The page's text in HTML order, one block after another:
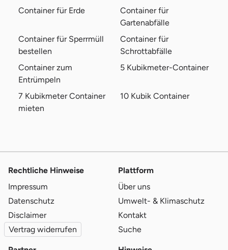
Container für Erde
Container für
Gartenabfälle
Container für Sperrmüll
bestellen
Container für
Schrottabfälle
Container zum
Entrümpeln
5 Kubikmeter-Container
7 Kubikmeter Container
mieten
10 Kubik Container
Rechtliche Hinweise
Impressum
Datenschutz
Disclaimer
Vertrag widerrufen
Plattform
Über uns
Umwelt- & Klimaschutz
Kontakt
Suche